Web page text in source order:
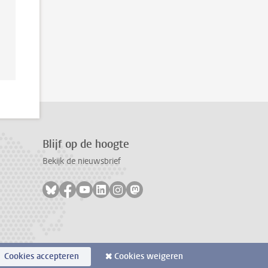
Blijf op de hoogte
Bekijk de nieuwsbrief
Volg ons op bluesky
Volg ons op facebook
Volg ons op youtube
Volg ons op linkedin
Volg ons op instagram
Volg ons op mastodon
Cookies accepteren Cookies weigeren